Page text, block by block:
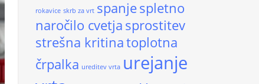
rokavice skrb za vrt spanjespletno
naročilo cvetja sprostitev
strešna kritinatoplotna
črpalka ureditev vrta urejanje